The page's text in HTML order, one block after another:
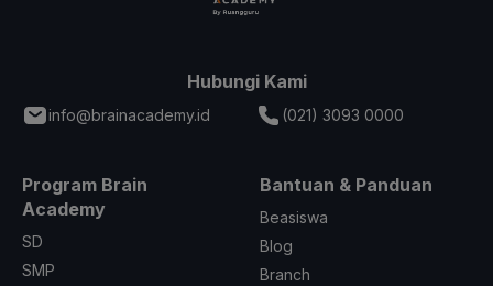
Hubungi Kami
info@brainacademy.id (021) 3093 0000
Program Brain
Academy
SD
SMP
Bantuan & Panduan
Beasiswa
Blog
Branch